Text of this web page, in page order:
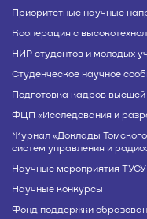
Приоритетные научные
Кооперация с
НИР студентов и молодых
Студенческое научное
Подготовка кадров
ФЦП «Исследования и
Журнал «Доклады Томского
систем управления и
Научные мероприятия
Научные конкурсы
Фонд поддержки